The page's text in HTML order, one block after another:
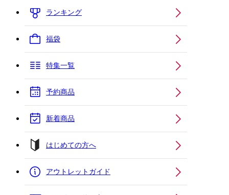
ランキング
福袋
特集一覧
予約商品
新着商品
はじめての方へ
アウトレットガイド